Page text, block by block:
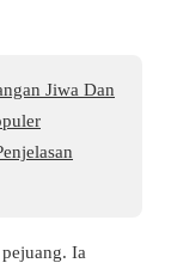
Jiwa Dan
Ia